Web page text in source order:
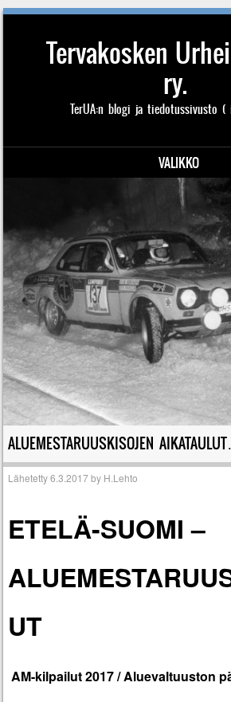
Tervakosken
ry.
TerUA:n blogi ja tiedotussivusto
VALIKKO
ALUEMESTARUUSKISOJEN
Lähetetty6.3.2017by H.Lehto
ETELÄ-SUOMI –
UT
AM-kilpailut 2017 / Aluevaltuuston